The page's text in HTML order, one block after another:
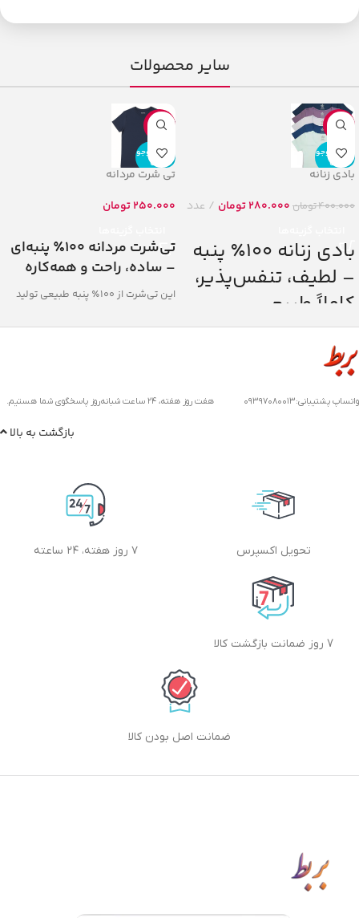
سایر محصولات
-30%
اتمام موجو
دی
بادی زنانه
400.000تومان 280.000تومان عدد
بادی زنانه ۱۰۰٪ پنبه
– لطیف، تنفس‌پذیر،
کاملاً طبیعی
۱۰۰٪ پنبه خالص تولید شده لذا بسیار
نرم، لطیف و کاملاً سازگار با پوست‌های
حساس می باشد.
-24%
اتمام موجو
دی
تی شرت مردانه
250.000تومان
تی‌شرت مردانه 100٪ پنبه‌ای
– ساده، راحت و همه‌کاره
این تی‌شرت از 100٪ پنبه طبیعی تولید
را برای شما فراهم کند. طراحی ساده و
واتساپ پشتیبانی:۰۹۳۹۷۰۸۰۰۱۳ هفت روز هفته، ۲۴ ساعت شبانه‌روز پاسخگوی شما هستیم.
بازگشت به بالا
تحویل اکسپرس ۷ روز هفته، ۲۴ ساعته
7 روز ضمانت بازگشت کالا
ضمانت اصل بودن کالا